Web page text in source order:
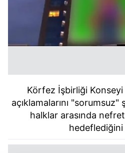
Körfez İşbirliği
açıklamalarını
halklar arasında